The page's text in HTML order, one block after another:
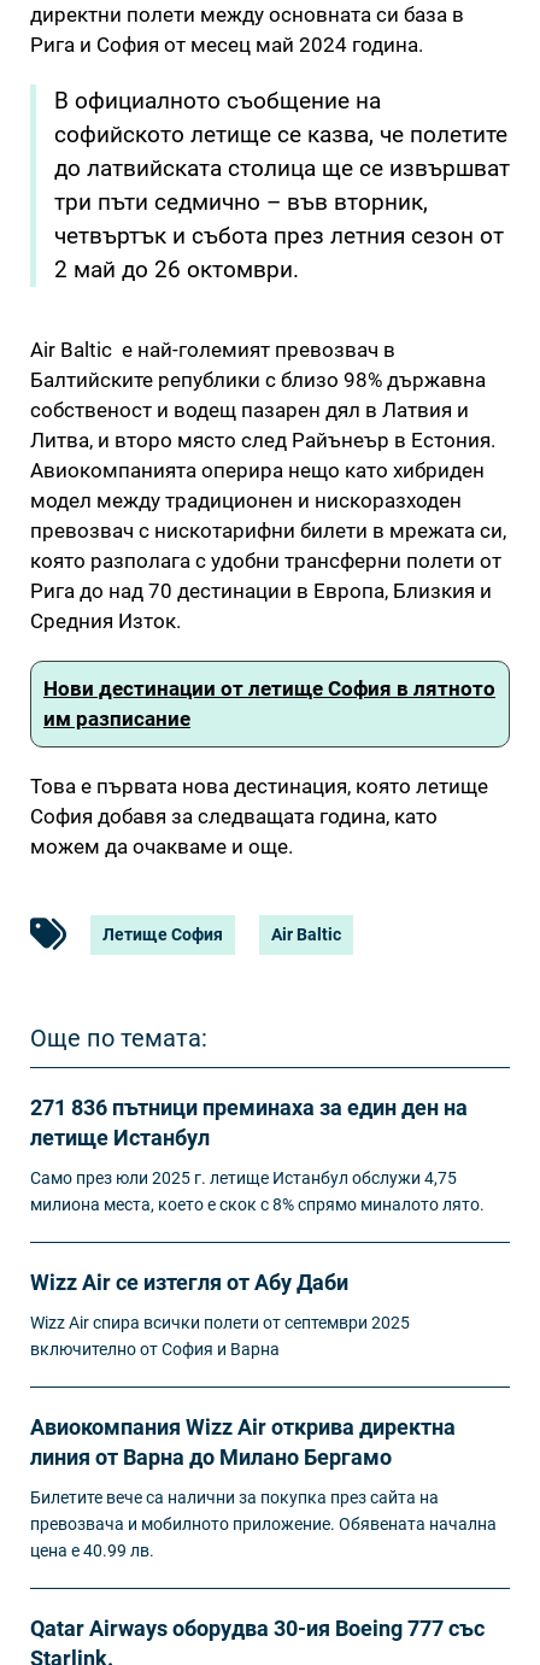
директни полети между основната си база в
Рига и София от месец май 2024 година.
В официалното съобщение на
софийското летище се казва, че полетите
до латвийската столица ще се извършват
три пъти седмично – във вторник,
четвъртък и събота през летния сезон от
2 май до 26 октомври.
Air Baltic е най-големият превозвач в
Балтийските републики с близо 98% държавна
собственост и водещ пазарен дял в Латвия и
Литва, и второ място след Райънеър в Естония.
Авиокомпанията оперира нещо като хибриден
модел между традиционен и нискоразходен
превозвач с нискотарифни билети в мрежата си,
която разполага с удобни трансферни полети от
Рига до над 70 дестинации в Европа, Близкия и
Средния Изток.
Нови дестинации от летище София в лятното
им разписание
Това е първата нова дестинация, която летище
София добавя за следващата година, като
можем да очакваме и още.
Летище София Air Baltic
Още по темата:
271 836 пътници преминаха за един ден на
летище Истанбул
Само през юли 2025 г. летище Истанбул обслужи 4,75
милиона места, което е скок с 8% спрямо миналото лято.
Wizz Air се изтегля от Абу Даби
Wizz Air спира всички полети от септември 2025
включително от София и Варна
Авиокомпания Wizz Air открива директна
линия от Варна до Милано Бергамо
Билетите вече са налични за покупка през сайта на
превозвача и мобилното приложение. Обявената начална
цена е 40.99 лв.
Qatar Airways оборудва 30-ия Boeing 777 със
Starlink.